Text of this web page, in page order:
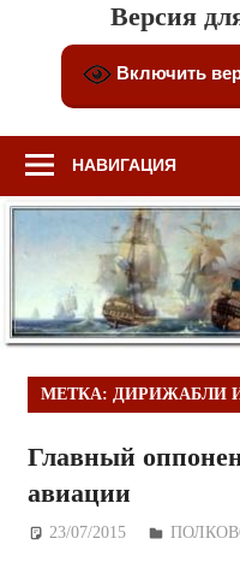
Версия
Включить
НАВИГАЦИЯ
МЕТКА: ДИРИЖАБЛИ
Главный
авиации
23/07/2015